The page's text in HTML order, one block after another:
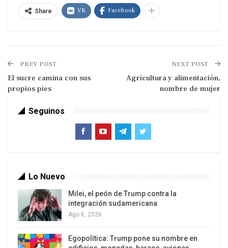
con Washington y el Fondo Monetario
Internacional.
roles jerárquicos y potencia la división entre
infunde la superioridad imaginaria del “dirigente
profesional y experimentado”, organiza la red de
suprimiendo todo análisis de costo y beneficio.
Share VK Facebook
PREV POST
El sucre camina con sus
propios pies
NEXT POST
Agricultura y alimentación,
nombre de mujer
Seguinos
Lo Nuevo
Milei, el peón de Trump contra la
integración sudamericana
Ago 6, 2026
Egopolítica: Trump pone su nombre en